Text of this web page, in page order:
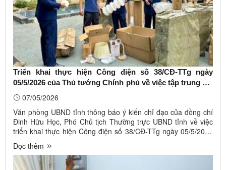
Triển khai thực hiện Công điện số 38/CĐ-TTg ngày
05/5/2026 của Thủ tướng Chính phủ về việc tập trung chỉ
đạo thực hiện quyết liệt các giải pháp đấu tranh ngăn
chặn, xử lý hành vi xâm phạm quyền sở hữu trí tuệ
07/05/2026
Văn phòng UBND tỉnh thông báo ý kiến chỉ đạo của đồng chí
Đinh Hữu Học, Phó Chủ tịch Thường trực UBND tỉnh về việc
triển khai thực hiện Công điện số 38/CĐ-TTg ngày 05/5/2026
của Thủ tướng Chính phủ về việc tập trung chỉ đạo thực hiện
quyết liệt các giải pháp đấu tranh ngăn chặn, xử lý hành vi
xâm ...
Đọc thêm